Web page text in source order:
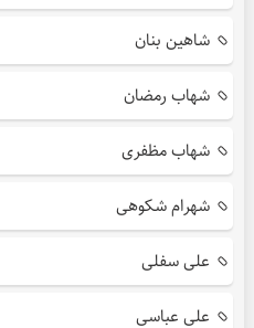
شاهین بنان
شهاب رمضان
شهاب مظفری
شهرام شکوهی
علی سفلی
علی عباسی